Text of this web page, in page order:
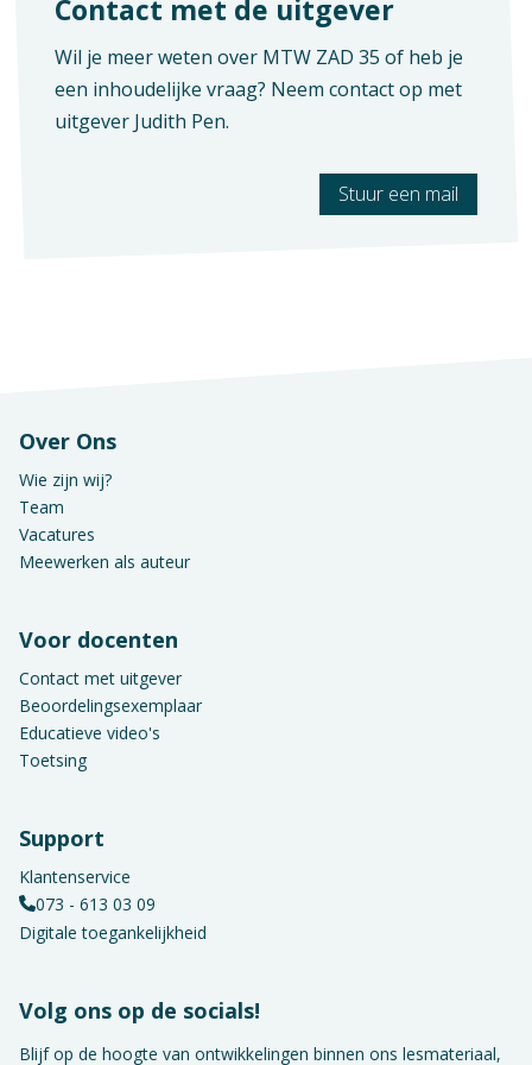
Contact met de uitgever
Wil je meer weten over MTW ZAD 35 of heb je
een inhoudelijke vraag? Neem contact op met
uitgever Judith Pen.
Stuur een mail
Over Ons
Wie zijn wij?
Team
Vacatures
Meewerken als auteur
Voor docenten
Contact met uitgever
Beoordelingsexemplaar
Educatieve video's
Toetsing
Support
Klantenservice
073 - 613 03 09
Digitale toegankelijkheid
Volg ons op de socials!
Blijf op de hoogte van ontwikkelingen binnen ons lesmateriaal,